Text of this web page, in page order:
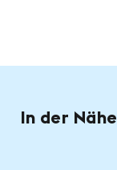
In der Nähe